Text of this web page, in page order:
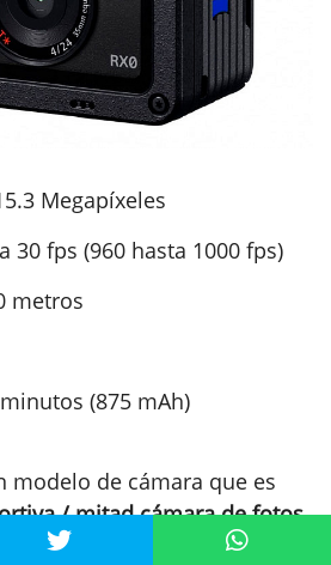
Megapíxeles
30 fps (960 hasta 1000 fps)
metros
(875 mAh)
modelo de cámara que es
/ mitad cámara de fotos.
un sensor de 1 pulgada y